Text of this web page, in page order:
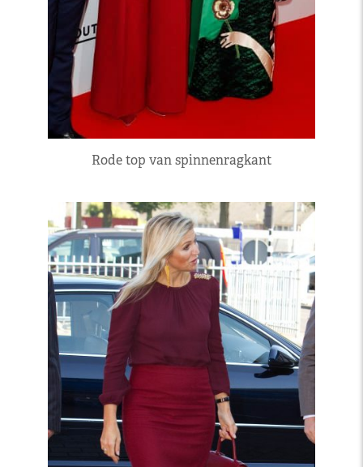
Rode top van spinnenragkant